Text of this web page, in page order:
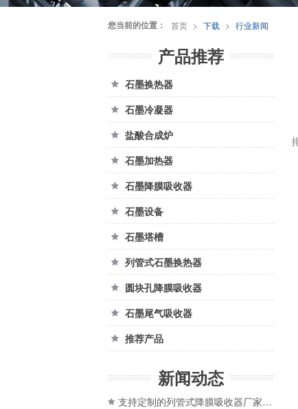
您当前的位置： 首页 > 下载 > 行业新闻
产品推荐
 石墨换热器
 石墨冷凝器
 盐酸合成炉
 石墨加热器
 石墨降膜吸收器
 石墨设备
 石墨塔槽
 列管式石墨换热器
 圆块孔降膜吸收器
 石墨尾气吸收器
 推荐产品
新闻动态
 支持定制的列管式降膜吸收器厂家在哪？山东正大石墨揭秘